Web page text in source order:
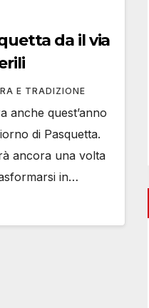
da il via
E TRADIZIONE
anche quest’anno
di Pasquetta.
ancora una volta
in…